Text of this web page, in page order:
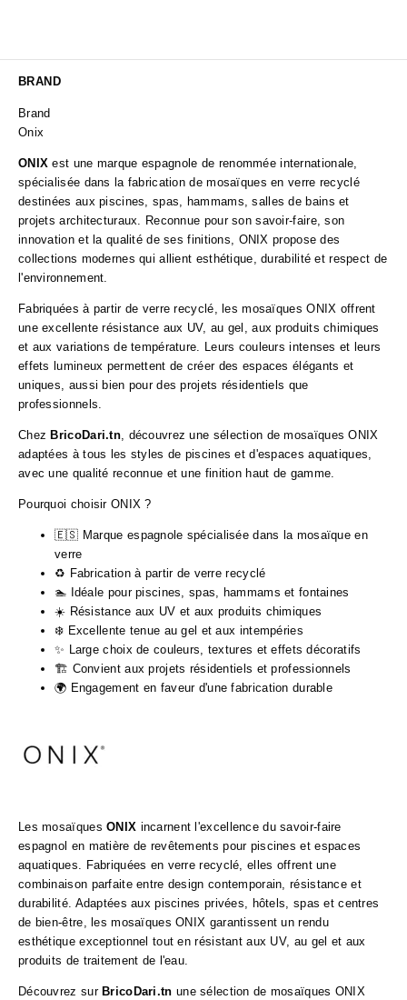
BRAND
Brand
Onix
ONIX est une marque espagnole de renommée internationale,
spécialisée dans la fabrication de mosaïques en verre recyclé
destinées aux piscines, spas, hammams, salles de bains et
projets architecturaux. Reconnue pour son savoir-faire, son
innovation et la qualité de ses finitions, ONIX propose des
collections modernes qui allient esthétique, durabilité et respect de
l'environnement.
Fabriquées à partir de verre recyclé, les mosaïques ONIX offrent
une excellente résistance aux UV, au gel, aux produits chimiques
et aux variations de température. Leurs couleurs intenses et leurs
effets lumineux permettent de créer des espaces élégants et
uniques, aussi bien pour des projets résidentiels que
professionnels.
Chez BricoDari.tn, découvrez une sélection de mosaïques ONIX
adaptées à tous les styles de piscines et d'espaces aquatiques,
avec une qualité reconnue et une finition haut de gamme.
Pourquoi choisir ONIX ?
🇪🇸 Marque espagnole spécialisée dans la mosaïque en
verre
♻️ Fabrication à partir de verre recyclé
🏊 Idéale pour piscines, spas, hammams et fontaines
☀️ Résistance aux UV et aux produits chimiques
❄️ Excellente tenue au gel et aux intempéries
✨ Large choix de couleurs, textures et effets décoratifs
🏗️ Convient aux projets résidentiels et professionnels
🌍 Engagement en faveur d'une fabrication durable
Les mosaïquesONIX incarnent l'excellence du savoir-faire
espagnol en matière de revêtements pour piscines et espaces
aquatiques. Fabriquées en verre recyclé, elles offrent une
combinaison parfaite entre design contemporain, résistance et
durabilité. Adaptées aux piscines privées, hôtels, spas et centres
de bien-être, les mosaïques ONIX garantissent un rendu
esthétique exceptionnel tout en résistant aux UV, au gel et aux
produits de traitement de l'eau.
Découvrez sur BricoDari.tn une sélection de mosaïques ONIX